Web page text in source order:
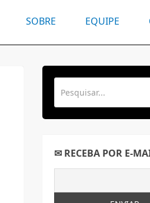
SOBRE EQUIPE
✉ RECEBA POR E-